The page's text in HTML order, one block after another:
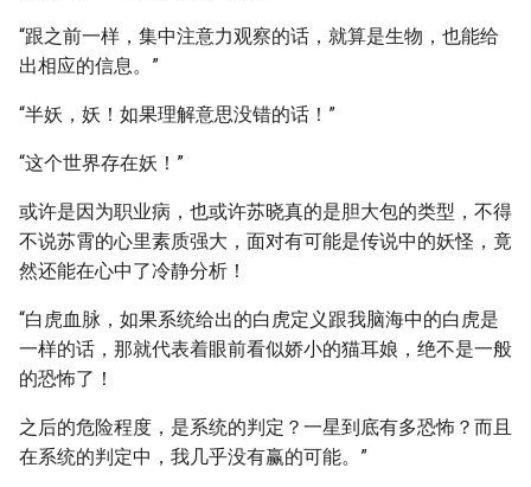
“跟之前一样，集中注意力观察的话，就算是生物，也能给
出相应的信息。”
“半妖，妖！如果理解意思没错的话！”
“这个世界存在妖！”
或许是因为职业病，也或许苏晓真的是胆大包的类型，不得
不说苏霄的心里素质强大，面对有可能是传说中的妖怪，竟
然还能在心中了冷静分析！
“白虎血脉，如果系统给出的白虎定义跟我脑海中的白虎是
一样的话，那就代表着眼前看似娇小的猫耳娘，绝不是一般
的恐怖了！
之后的危险程度，是系统的判定？一星到底有多恐怖？而且
在系统的判定中，我几乎没有赢的可能。”